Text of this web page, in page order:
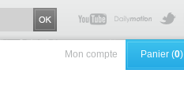
Mon compte Panier (0)